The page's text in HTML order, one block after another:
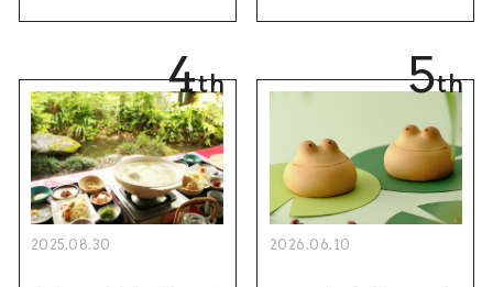
買えない限定品、女性
き用、女性向けまで幅
4th
2025.08.30
5th
2026.06.10